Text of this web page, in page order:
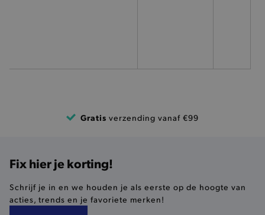
Gratis verzending vanaf €99
Fix hier je korting!
Schrijf je in en we houden je als eerste op de hoogte van
acties, trends en je favoriete merken!
buikjes algemene bezoekersinformatie, maar
product-added-modal